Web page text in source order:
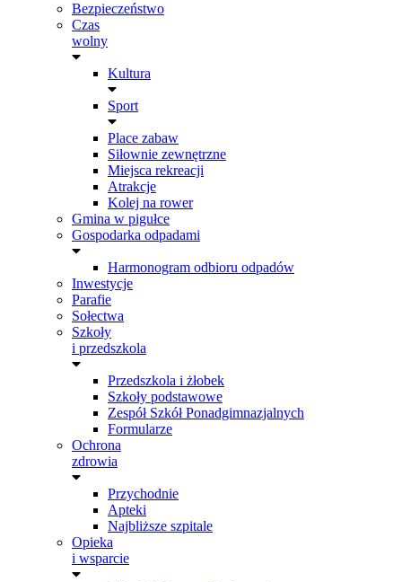
Bezpieczeństwo
Czas
wolny
Kultura
Sport
Place zabaw
Siłownie zewnętrzne
Miejsca rekreacji
Atrakcje
Kolej na rower
Gmina w pigułce
Gospodarka odpadami
Harmonogram odbioru odpadów
Inwestycje
Parafie
Sołectwa
Szkoły
i przedszkola
Przedszkola i żłobek
Szkoły podstawowe
Zespół Szkół Ponadgimnazjalnych
Formularze
Ochrona
zdrowia
Przychodnie
Apteki
Najbliższe szpitale
Opieka
i wsparcie